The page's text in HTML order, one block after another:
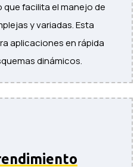
facilita el manejo de
y variadas. Esta
aplicaciones en rápida
dinámicos.